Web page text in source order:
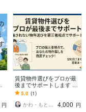
円
賃貸物件選びをプロが最
後までサポートします 騙
されない物件選びを第三
者視点でサポート
5.0 (1)
かわ・もと君（不動産仲介のプロ）
4,000 円